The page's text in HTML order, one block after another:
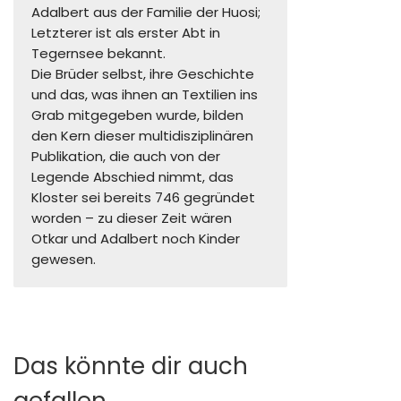
Adalbert aus der Familie der Huosi;
Letzterer ist als erster Abt in
Tegernsee bekannt.
Die Brüder selbst, ihre Geschichte
und das, was ihnen an Textilien ins
Grab mitgegeben wurde, bilden
den Kern dieser multidisziplinären
Publikation, die auch von der
Legende Abschied nimmt, das
Kloster sei bereits 746 gegründet
worden – zu dieser Zeit wären
Otkar und Adalbert noch Kinder
gewesen.
Das könnte dir auch